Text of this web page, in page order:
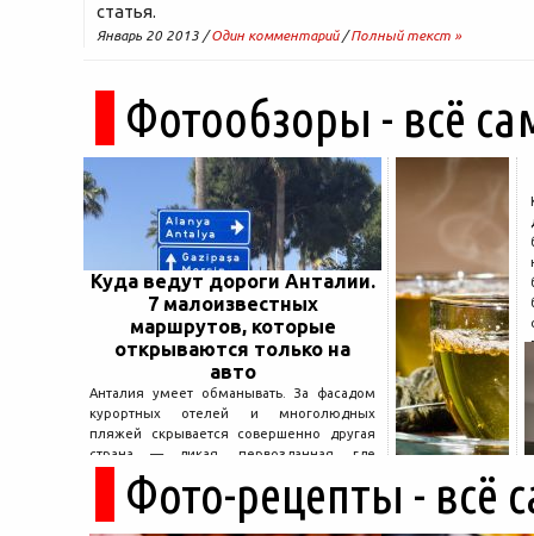
статья.
Январь 20 2013 /Один комментарий/Полный текст »
Фотообзоры - всё
Куда ведут дороги Анталии.
7 малоизвестных
маршрутов, которые
открываются только на
авто
Анталия умеет обманывать. За фасадом
курортных отелей и многолюдных
пляжей скрывается совершенно другая
страна — дикая, первозданная, где
древние руины дремлют в тени кедров, а
горные дороги ведут к местам, о которых
не расскажет ни один автобусный гид....
Фото-рецепты - всё